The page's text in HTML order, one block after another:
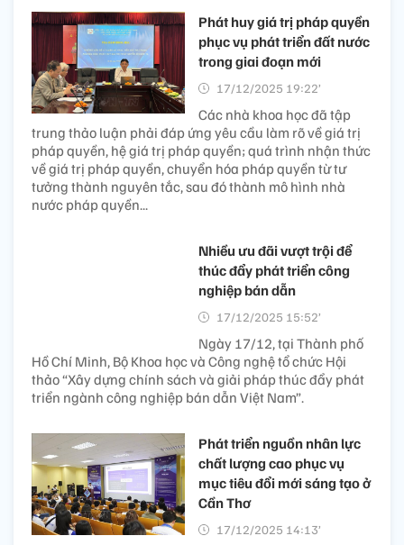
Phát huy giá trị pháp quyền
phục vụ phát triển đất nước
trong giai đoạn mới
17/12/2025 19:22’
Các nhà khoa học đã tập
trung thảo luận phải đáp ứng yêu cầu làm rõ về giá trị
pháp quyền, hệ giá trị pháp quyền; quá trình nhận thức
về giá trị pháp quyền, chuyển hóa pháp quyền từ tư
tưởng thành nguyên tắc, sau đó thành mô hình nhà
nước pháp quyền...
Nhiều ưu đãi vượt trội để
thúc đẩy phát triển công
nghiệp bán dẫn
17/12/2025 15:52’
Ngày 17/12, tại Thành phố
Hồ Chí Minh, Bộ Khoa học và Công nghệ tổ chức Hội
thảo “Xây dựng chính sách và giải pháp thúc đẩy phát
triển ngành công nghiệp bán dẫn Việt Nam”.
Phát triển nguồn nhân lực
chất lượng cao phục vụ
mục tiêu đổi mới sáng tạo ở
Cần Thơ
17/12/2025 14:13’